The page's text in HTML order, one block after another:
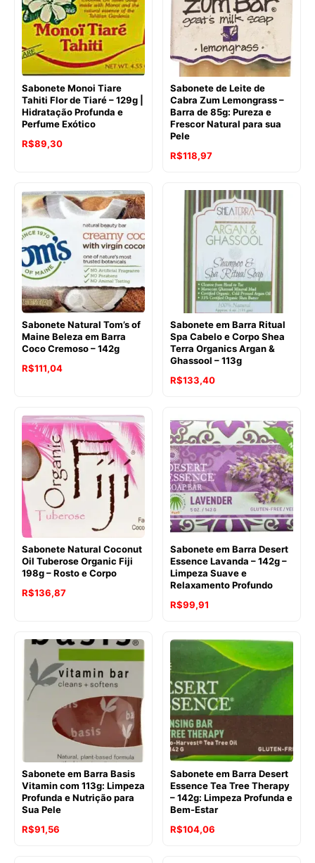
Sabonete Monoi Tiare
Tahiti Flor de Tiaré – 129g |
Hidratação Profunda e
Perfume Exótico
O
era:
R$134,35.
R$89,30O
é:
R$89,30.
Sabonete de Leite de
Cabra Zum Lemongrass –
Barra de 85g: Pureza e
Frescor Natural para sua
Pele
O
original
R$132,09.
R$118,97O
atual
é:
R$118,97.
Sabonete Natural Tom’s of
Maine Beleza em Barra
Coco Cremoso – 142g
O
era:
R$112,67.
R$111,04O
é:
R$111,04.
Sabonete em Barra Ritual
Spa Cabelo e Corpo Shea
Terra Organics Argan &
Ghassool – 113g
O
era:
R$147,00.
R$133,40O
é:
R$133,40.
Sabonete Natural Coconut
Oil Tuberose Organic Fiji
198g – Rosto e Corpo
O
era:
R$171,57.
R$136,87O
é:
R$136,87.
Sabonete em Barra Desert
Essence Lavanda – 142g –
Limpeza Suave e
Relaxamento Profundo
O
original
R$112,67.
R$99,91
atual
R$99,91.
Sabonete em Barra Basis
Vitamin com 113g: Limpeza
Profunda e Nutrição para
Sua Pele
R$91,56
Sabonete em Barra Desert
Essence Tea Tree Therapy
– 142g: Limpeza Profunda e
Bem-Estar
O
R$104,06